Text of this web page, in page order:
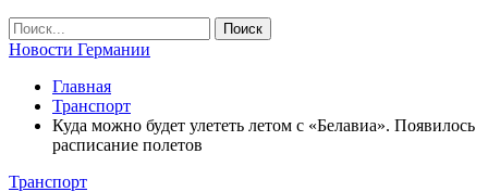
Новости Германии
Главная
Транспорт
Куда можно будет улететь летом с «Белавиа». Появилось
расписание полетов
Транспорт